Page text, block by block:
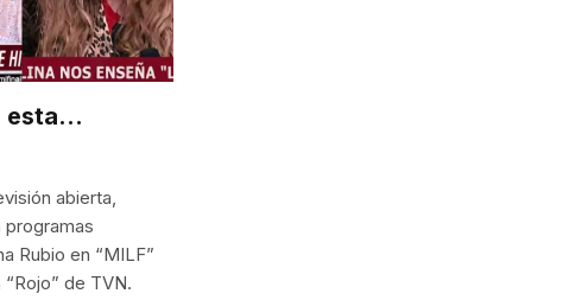
esta…
abierta,
Rubio en “MILF”
de TVN.